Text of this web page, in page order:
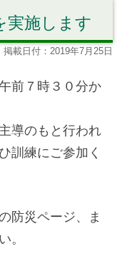
実施します
掲載日付：2019年7月25日
前７時３０分か
導のもと行われ
訓練にご参加く
防災ページ、ま
。